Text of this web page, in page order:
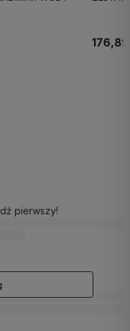
zł
pierwszy!